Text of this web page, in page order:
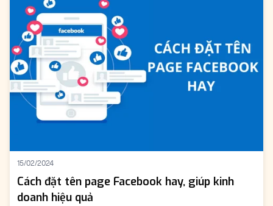
15/02/2024
Cách đặt tên page Facebook hay, giúp kinh
doanh hiệu quả